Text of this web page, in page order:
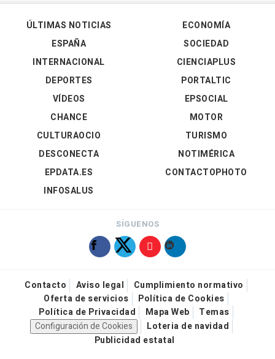
ÚLTIMAS NOTICIAS
ESPAÑA
INTERNACIONAL
DEPORTES
VÍDEOS
ECONOMÍA
SOCIEDAD
CIENCIAPLUS
PORTALTIC
EPSOCIAL
CHANCE
CULTURAOCIO
DESCONECTA
EPDATA.ES
INFOSALUS
MOTOR
TURISMO
NOTIMÉRICA
CONTACTOPHOTO
SÍGUENOS
Contacto Aviso legal
Cumplimiento normativo
Oferta de servicios
Política de Cookies
Política de Privacidad
Mapa Web
Temas
Configuración de Cookies
Loteria de navidad
Publicidad estatal